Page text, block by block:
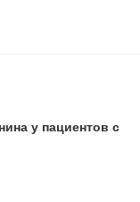
у пациентов с